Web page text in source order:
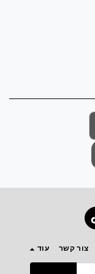
צור קשר עוד